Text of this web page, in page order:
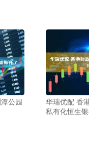
公园
华瑞优配 香
私有化恒生